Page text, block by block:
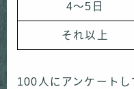
4〜5日
それ以上
100人にアンケート